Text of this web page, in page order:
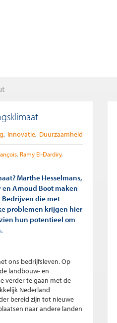
Innovatie Duurzaamheid
Ramy El-Dardiry
Marthe Hesselmans,
Arnoud Boot maken
die met
problemen krijgen hier
hun potentieel om
ons bedrijfsleven. Op
landbouw- en
verder te gaan met de
Nederland
bereid zijn tot nieuwe
naar andere landen